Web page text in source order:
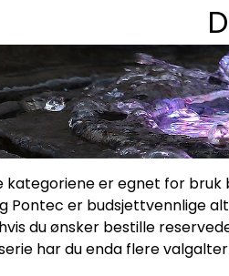
er egnet for bruk
Pontec er budsjettvennlige
hvis du ønsker bestille
har du enda flere